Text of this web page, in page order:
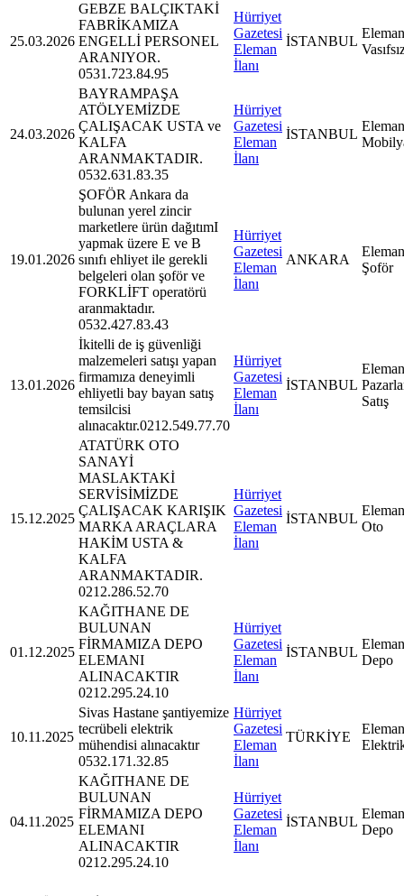
25.03.2026
GEBZE BALÇIKTAKİ
FABRİKAMIZA
ENGELLİ PERSONEL
ARANIYOR.
0531.723.84.95
Hürriyet
Gazetesi
Eleman
İlanı
İSTANBUL
24.03.2026
BAYRAMPAŞA
ATÖLYEMİZDE
ÇALIŞACAK USTA ve
KALFA
ARANMAKTADIR.
0532.631.83.35
Hürriyet
Gazetesi
Eleman
İlanı
İSTANBUL
19.01.2026
ŞOFÖR Ankara da
bulunan yerel zincir
marketlere ürün dağıtımI
yapmak üzere E ve B
sınıfı ehliyet ile gerekli
belgeleri olan şoför ve
FORKLİFT operatörü
aranmaktadır.
0532.427.83.43
Hürriyet
Gazetesi
Eleman
İlanı
ANKARA
Şoför
13.01.2026
İkitelli de iş güvenliği
malzemeleri satışı yapan
firmamıza deneyimli
ehliyetli bay bayan satış
temsilcisi
alınacaktır.0212.549.77.70
Hürriyet
Gazetesi
Eleman
İlanı
İSTANBUL
Satış
15.12.2025
ATATÜRK OTO
SANAYİ
MASLAKTAKİ
SERVİSİMİZDE
ÇALIŞACAK KARIŞIK
MARKA ARAÇLARA
HAKİM USTA &
KALFA
ARANMAKTADIR.
0212.286.52.70
Hürriyet
Gazetesi
Eleman
İlanı
İSTANBUL
Oto
01.12.2025
KAĞITHANE DE
BULUNAN
FİRMAMIZA DEPO
ELEMANI
ALINACAKTIR
0212.295.24.10
Hürriyet
Gazetesi
Eleman
İlanı
İSTANBUL
Depo
10.11.2025
Sivas Hastane şantiyemize
tecrübeli elektrik
mühendisi alınacaktır
0532.171.32.85
Hürriyet
Gazetesi
Eleman
İlanı
TÜRKİYE
04.11.2025
KAĞITHANE DE
BULUNAN
FİRMAMIZA DEPO
ELEMANI
ALINACAKTIR
0212.295.24.10
Hürriyet
Gazetesi
Eleman
İlanı
İSTANBUL
Depo